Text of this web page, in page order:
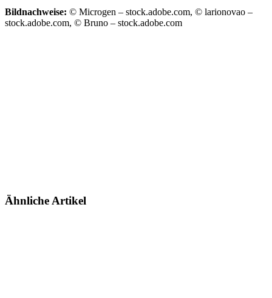
Bildnachweise: © Microgen – stock.adobe.com, © larionovao –
stock.adobe.com, © Bruno – stock.adobe.com
Ähnliche Artikel